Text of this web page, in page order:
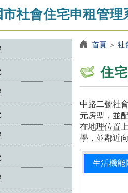
社會住宅申租管理
首頁＞ 社
住
中路二號社
元房型，並
在地理位置
學，並鄰近
生活機能